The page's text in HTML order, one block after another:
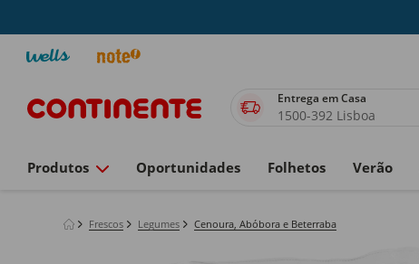
Entrega em Casa
1500-392 Lisboa
Produtos Oportunidades Folhetos Verão
Frescos Legumes Cenoura, Abóbora e Beterraba